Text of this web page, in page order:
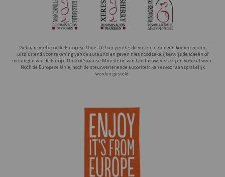
Gefinancierd door de Europese Unie. De hier geuite ideeën en meningen komen echter
uitsluitend voor rekening van de auteur(s) en geven niet noodzakelijkerwijs de ideeën of
meningen van de Europe Unie of Spaanse Ministerie van Landbouw, Visserij en Voedsel weer.
Noch de Europese Unie, noch de steunverlenende autoriteit kan ervoor aansprakelijk
worden gesteld.